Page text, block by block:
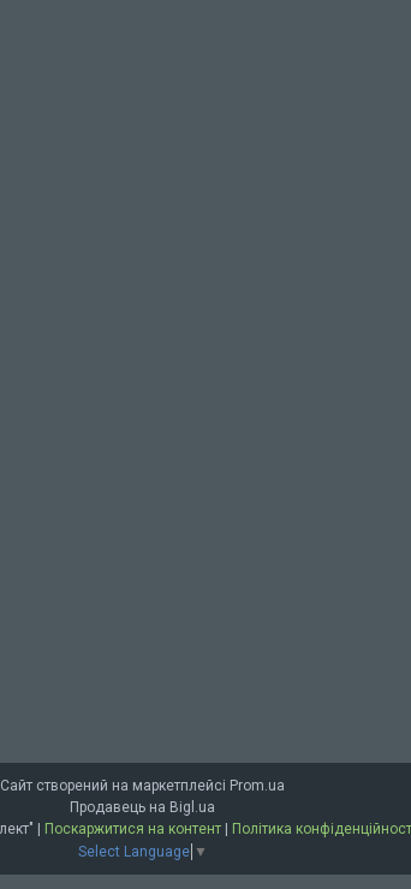
Сайт створений на маркетплейсі Prom.ua
Продавець на Bigl.ua
Поскаржитися на контент
Політика
Select Language ▼